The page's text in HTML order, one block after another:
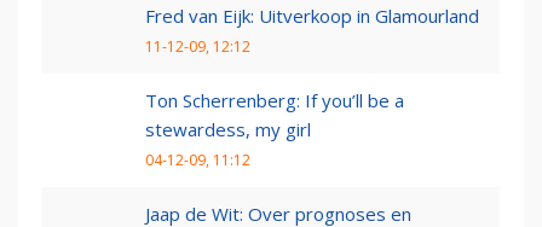
Fred van Eijk: Uitverkoop in Glamourland
11-12-09, 12:12
Ton Scherrenberg: If you’ll be a
stewardess, my girl
04-12-09, 11:12
Jaap de Wit: Over prognoses en